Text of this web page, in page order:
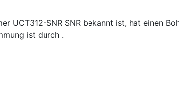
UCT312-SNR SNR bekannt ist, hat einen
ist durch .